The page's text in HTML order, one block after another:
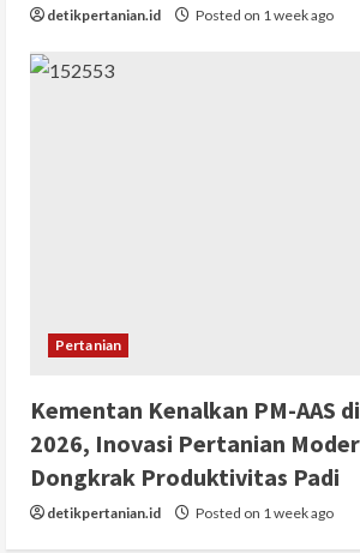
detikpertanian.id Posted on 1 week ago
Pertanian
Kementan Kenalkan PM-AAS
2026, Inovasi Pertanian
Dongkrak Produktivitas Padi
detikpertanian.id Posted on 1 week ago